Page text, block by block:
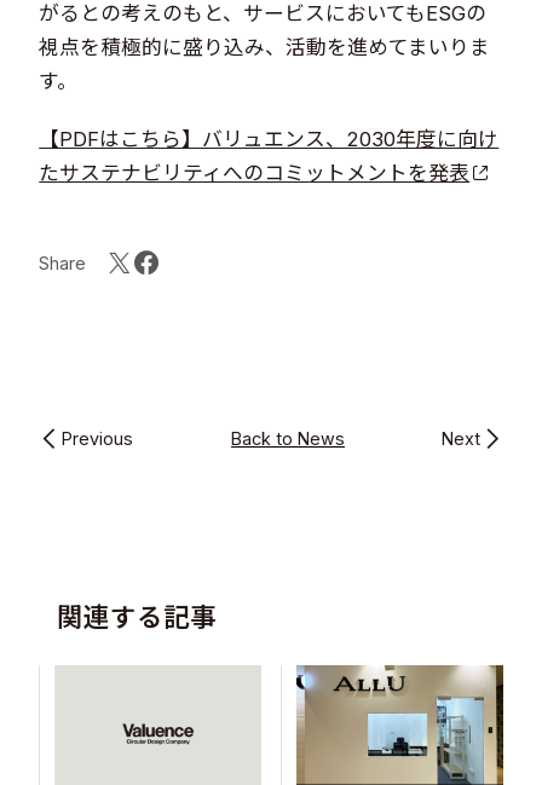
がるとの考えのもと、サービスにおいてもESGの
視点を積極的に盛り込み、活動を進めてまいりま
す。
【PDFはこちら】バリュエンス、2030年度に向け
たサステナビリティへのコミットメントを発表
Share
Previous Back to News Next
関連する記事